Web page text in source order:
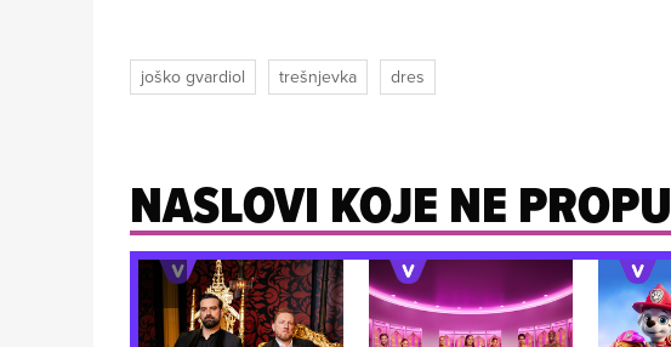
joško gvardiol trešnjevka dres
NASLOVI KOJE NE